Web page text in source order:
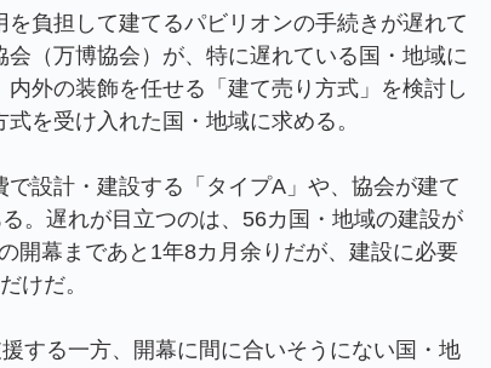
負担して建てるパビリオンの手続きが遅れて
（万博協会）が、特に遅れている国・地域に
外の装飾を任せる「建て売り方式」を検討し
を受け入れた国・地域に求める。
設計・建設する「タイプA」や、協会が建て
。遅れが目立つのは、56カ国・地域の建設が
開幕まであと1年8カ月余りだが、建設に必要
けだ。
する一方、開幕に間に合いそうにない国・地